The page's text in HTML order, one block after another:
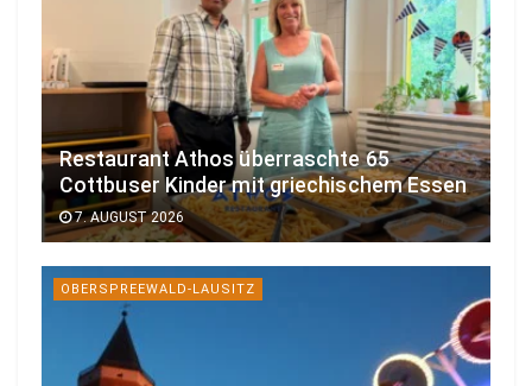
Restaurant Athos überraschte 65
Cottbuser Kinder mit griechischem Essen
7. AUGUST 2026
OBERSPREEWALD-LAUSITZ